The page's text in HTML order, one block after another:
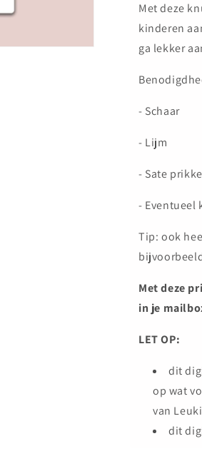
Met deze
kinderen
ga lekker
- Schaar
- Lijm
- Sate
- Eventueel
Tip: ook
Met deze
in je
LET OP:
dit
op wat
van
dit